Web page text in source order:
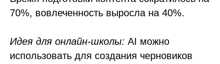
70%, вовлеченность выросла на 40%.
Идея для онлайн-школы: AI можно
использовать для создания черновиков